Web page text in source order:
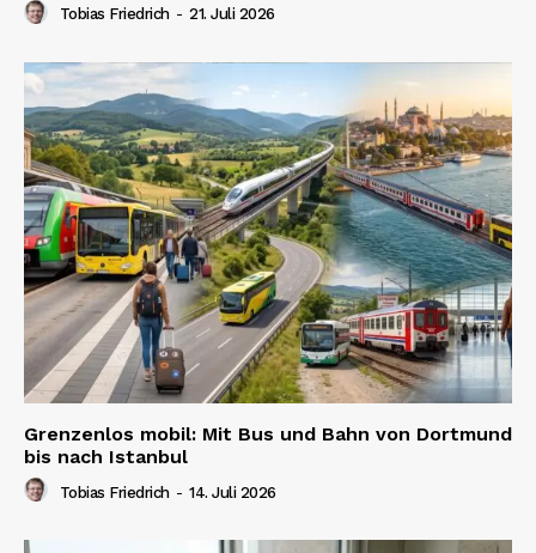
Tobias Friedrich - 21. Juli 2026
Grenzenlos mobil: Mit Bus und Bahn von Dortmund
bis nach Istanbul
Tobias Friedrich - 14. Juli 2026